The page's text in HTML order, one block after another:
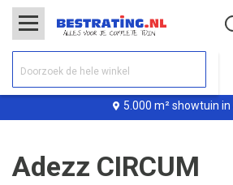
5.000 m² showtuin in
Adezz CIRCUM